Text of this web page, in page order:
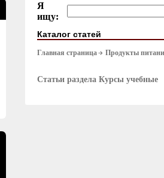
Я
ищу:
Каталог статей
Главная страница Продукты
Статьи раздела Курсы учебные